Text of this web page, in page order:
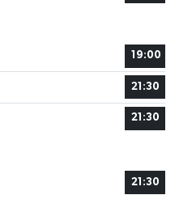
19:00
21:30
21:30
21:30